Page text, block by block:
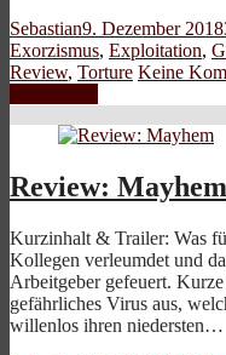
Sebastian9. Dezember 2018
Exorzismus, Exploitation,
Review, Torture Keine
Review: Mayhem
Kurzinhalt & Trailer: Was
Kollegen verleumdet und
Arbeitgeber gefeuert.
gefährliches Virus aus,
willenlos ihren niedersten…